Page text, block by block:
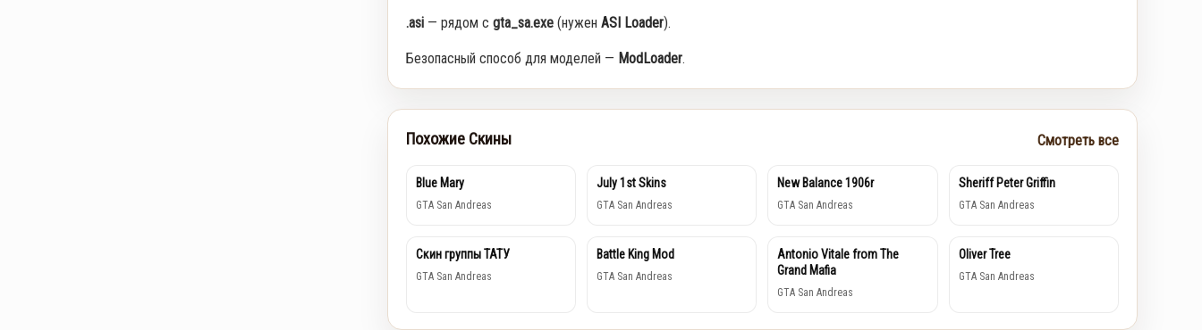
.asi— рядом с gta_sa.exe(нужен ASI Loader).
Безопасный способ для моделей — ModLoader.
Похожие Скины Смотреть все
Blue Mary
GTA San Andreas
July 1st Skins
GTA San Andreas
New Balance 1906r
GTA San Andreas
Sheriff Peter Griffin
GTA San Andreas
Скин группы ТАТУ
GTA San Andreas
Battle King Mod
GTA San Andreas
Antonio Vitale from The
Grand Mafia
GTA San Andreas
Oliver Tree
GTA San Andreas